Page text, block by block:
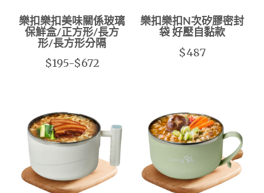
樂扣樂扣美味關係玻璃
保鮮盒/正方形/長方
形/長方形分隔
$195-$672
樂扣樂扣N次矽膠密封
袋 好壓自黏款
$487